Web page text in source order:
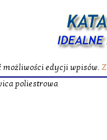
możliwości edycji wpisów.